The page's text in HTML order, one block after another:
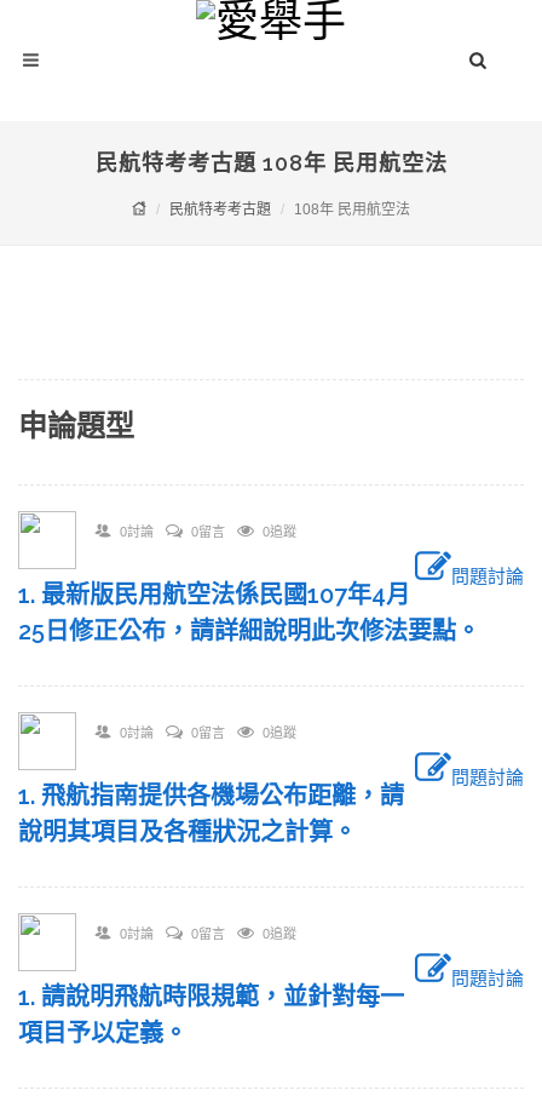
民航特考考古題 108年 民用航空法
民航特考考古題 108年 民用航空法
申論題型
0討論 0留言 0追蹤
問題討論
1. 最新版民用航空法係民國107年4月
25日修正公布，請詳細說明此次修法要點。
0討論 0留言 0追蹤
問題討論
1. 飛航指南提供各機場公布距離，請
說明其項目及各種狀況之計算。
0討論 0留言 0追蹤
問題討論
1. 請說明飛航時限規範，並針對每一
項目予以定義。